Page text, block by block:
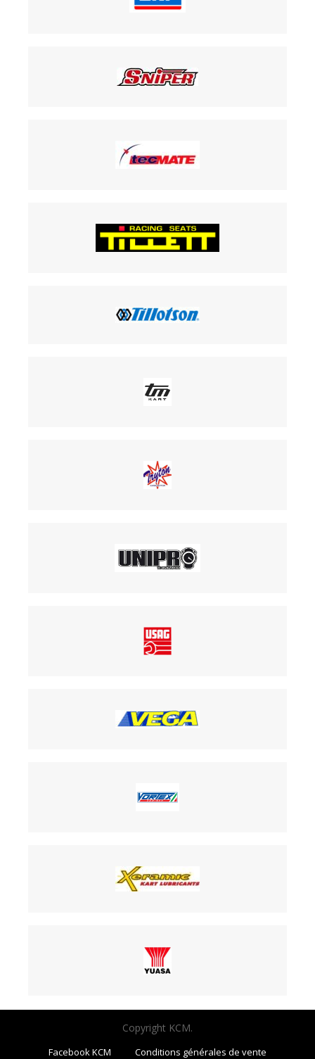
Copyright KCM.
Facebook KCM Conditions générales de vente